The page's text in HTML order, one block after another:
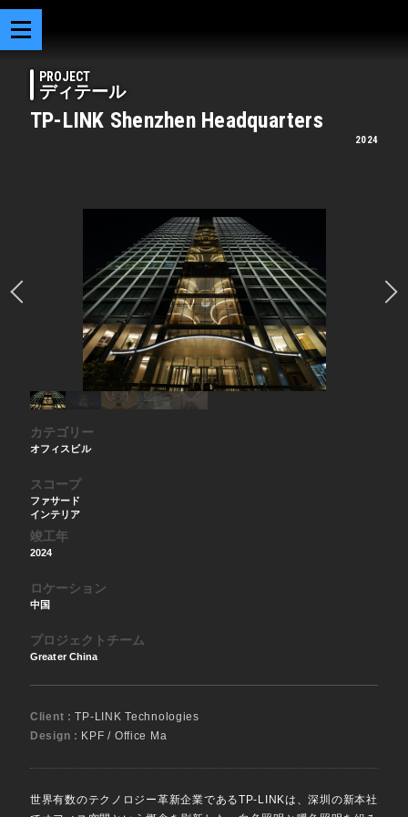
PROJECT
ディテール
TP-LINK Shenzhen Headquarters
2024
カテゴリー
オフィスビル
スコープ
ファサード
インテリア
竣工年
2024
ロケーション
中国
プロジェクトチーム
Greater China
Client :TP-LINK Technologies
Design : KPF / Office Ma
世界有数のテクノロジー革新企業であるTP-LINKは、深圳の新本社